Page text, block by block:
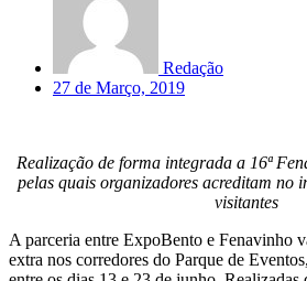
Redação
27 de Março, 2019
Realização de forma integrada a 16ª
pelas quais organizadores acreditam no
visitantes
A parceria entre ExpoBento e Fenavinho
extra nos corredores do Parque de